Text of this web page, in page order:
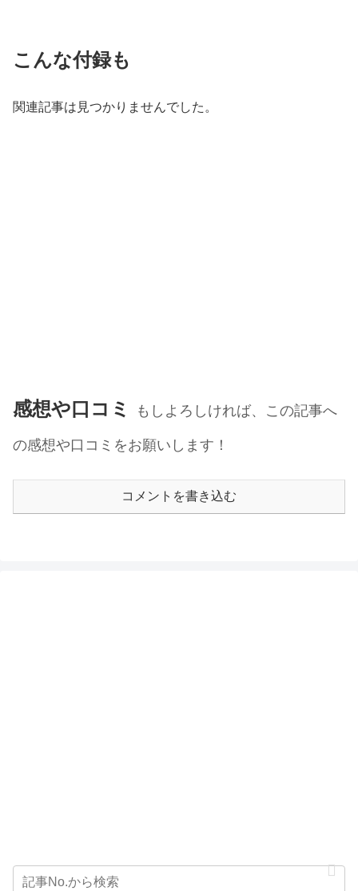
こんな付録も
関連記事は見つかりませんでした。
感想や口コミ
もしよろしければ、この記事へ
の感想や口コミをお願いします！
コメントを書き込む